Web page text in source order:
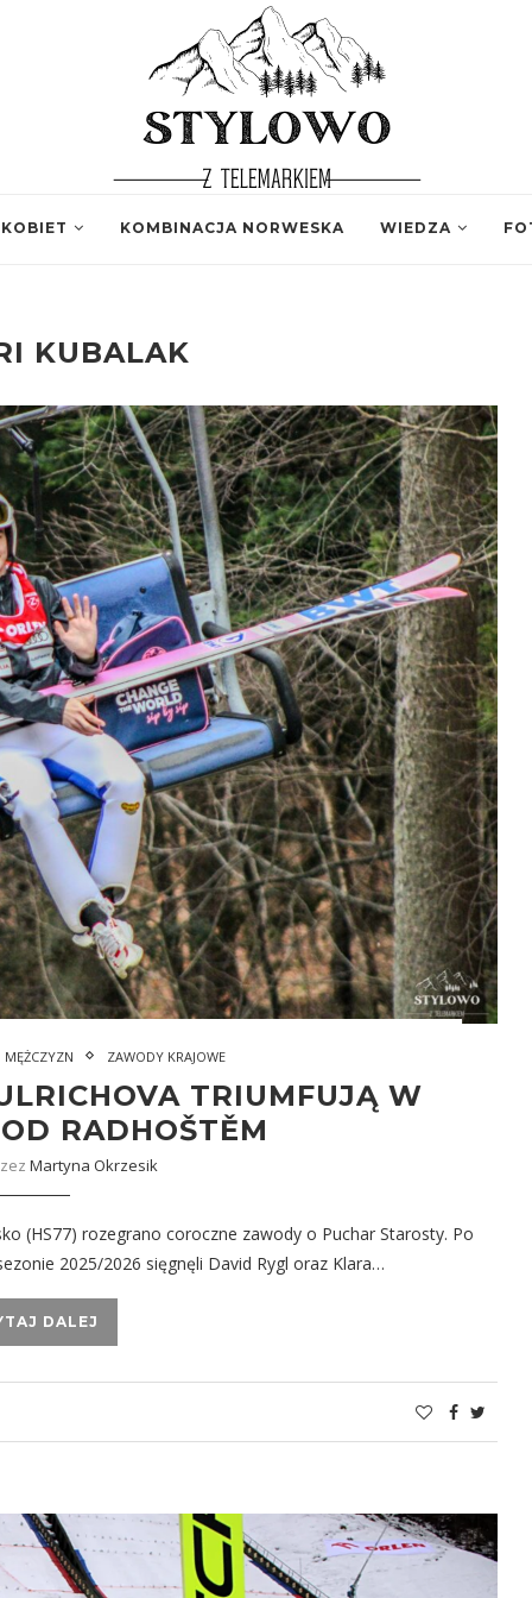
KOMBINACJA NORWESKA WIEDZA
KUBALAK
MĘŻCZYZN ZAWODY KRAJOWE
TRIUMFUJĄ W
RADHOŠTĚM
Martyna Okrzesik
(HS77) rozegrano coroczne zawody o Puchar Starosty. Po
2025/2026 sięgnęli David Rygl oraz Klara…
DALEJ